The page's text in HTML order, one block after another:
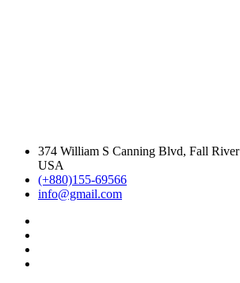
374 William S Canning Blvd, Fall
USA
(+880)155-69566
info@gmail.com